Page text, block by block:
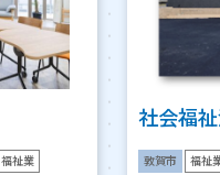
福祉業
社会福
敦賀市 福祉